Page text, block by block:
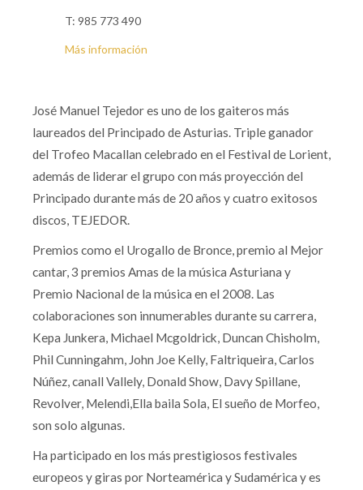
T: 985 773 490
Más información
José Manuel Tejedor es uno de los gaiteros más
laureados del Principado de Asturias. Triple ganador
del Trofeo Macallan celebrado en el Festival de Lorient,
además de liderar el grupo con más proyección del
Principado durante más de 20 años y cuatro exitosos
discos, TEJEDOR.
Premios como el Urogallo de Bronce, premio al Mejor
cantar, 3 premios Amas de la música Asturiana y
Premio Nacional de la música en el 2008. Las
colaboraciones son innumerables durante su carrera,
Kepa Junkera, Michael Mcgoldrick, Duncan Chisholm,
Phil Cunningahm, John Joe Kelly, Faltriqueira, Carlos
Núñez, canall Vallely, Donald Show, Davy Spillane,
Revolver, Melendi,Ella baila Sola, El sueño de Morfeo,
son solo algunas.
Ha participado en los más prestigiosos festivales
europeos y giras por Norteamérica y Sudamérica y es